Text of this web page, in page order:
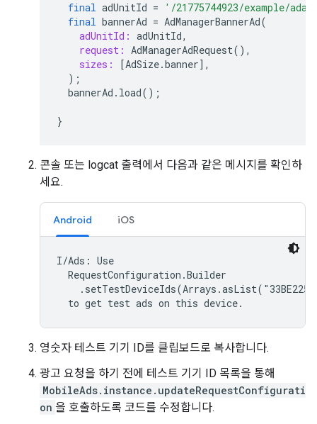
final adUnitId =
'/21775744923/example/
final bannerAd = AdManagerBannerAd(
adUnitId: adUnitId,
request: AdManagerAdRequest(),
sizes:
[AdSize.banner],
);
bannerAd . load();
}
콘솔 또는 logcat 출력에서 다음과 같은 메시지를 확인하
세요.
Android iOS
I/Ads: Use
  RequestConfiguration.Builder
  to get test ads on this device.
영숫자 테스트 기기 ID를 클립보드로 복사합니다.
광고 요청을 하기 전에 테스트 기기 ID 목록을 통해
MobileAds.instance.updateRequestConfigurati
on 을 호출하도록 코드를 수정합니다.